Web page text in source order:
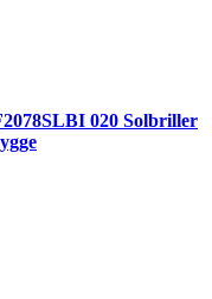
020 Solbriller